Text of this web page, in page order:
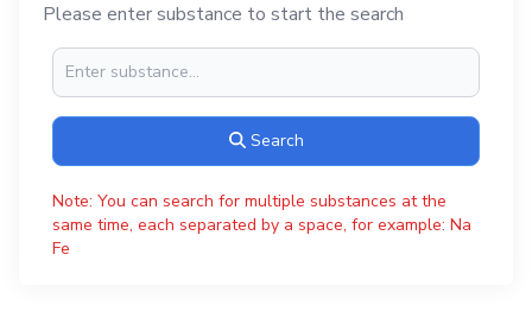
Please enter substance to start the search
Search
Note: You can search for multiple substances at the
same time, each separated by a space, for example: Na
Fe